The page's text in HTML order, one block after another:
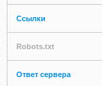
Ссылки
Robots.txt
Ответ сервера